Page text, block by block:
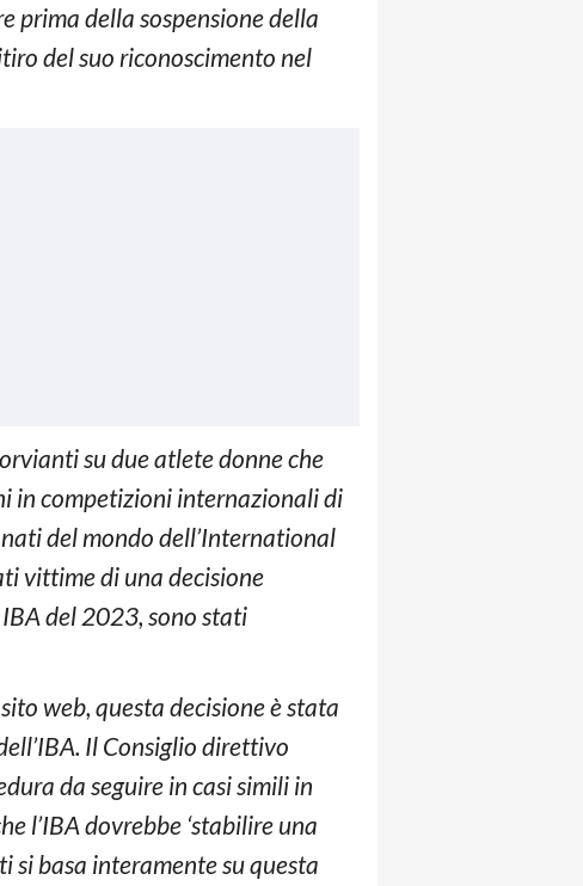
prima della sospensione della
del suo riconoscimento nel
su due atlete donne che
in competizioni internazionali di
del mondo dell’International
vittime di una decisione
del 2023, sono stati
web, questa decisione è stata
Il Consiglio direttivo
da seguire in casi simili in
l’IBA dovrebbe ‘stabilire una
si basa interamente su questa